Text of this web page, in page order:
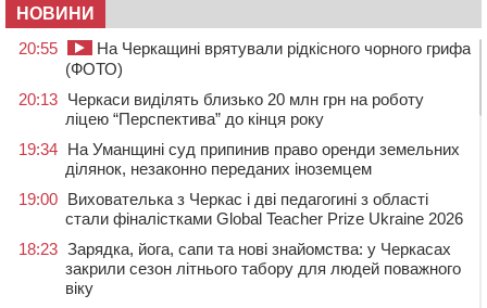
НОВИНИ
20:55
На Черкащині врятували рідкісного чорного грифа
(ФОТО)
20:13 Черкаси виділять близько 20 млн грн на роботу
ліцею “Перспектива” до кінця року
19:34 На Уманщині суд припинив право оренди земельних
ділянок, незаконно переданих іноземцем
19:00 Вихователька з Черкас і дві педагогині з області
стали фіналістками Global Teacher Prize Ukraine 2026
18:23 Зарядка, йога, сапи та нові знайомства: у Черкасах
закрили сезон літнього табору для людей поважного
віку